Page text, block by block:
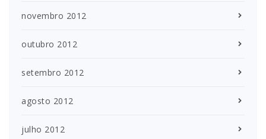
novembro 2012
outubro 2012
setembro 2012
agosto 2012
julho 2012